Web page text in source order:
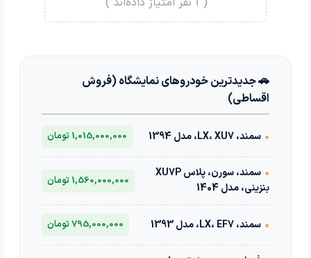
🚗 جدیدترین خودروهای نمایشگاه (فروش
اقساطی)
• سمند، LX، XU7، مدل 1394 1,015,000,000 تومان
•
سمند، سورن، پلاس XU7P
بنزینی، مدل 1404
1,560,000,000 تومان
• سمند، LX، EF7، مدل 1393 795,000,000 تومان